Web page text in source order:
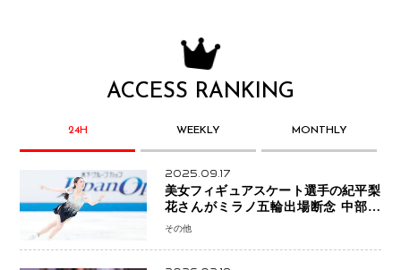
ACCESS RANKING
24H WEEKLY MONTHLY
2025.09.17
美女フィギュアスケート選手の紀平梨
花さんがミラノ五輪出場断念 中部選
手権欠場を発表「安全最優先の判断」
その他